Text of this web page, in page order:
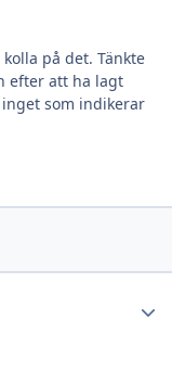
på det. Tänkte
efter att ha lagt
som indikerar